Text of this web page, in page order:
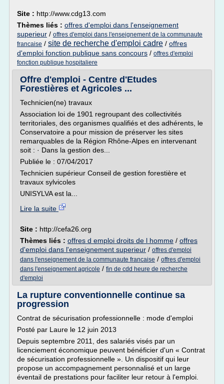
Site : http://www.cdg13.com
Thèmes liés : offres d'emploi dans l'enseignement
superieur / offres d'emploi dans l'enseignement de la communaute
francaise / site de recherche d'emploi cadre / offres
d'emploi fonction publique sans concours / offres d'emploi
fonction publique hospitaliere
Offre d'emploi - Centre d'Etudes
Forestières et Agricoles ...
Technicien(ne) travaux
Association loi de 1901 regroupant des collectivités
territoriales, des organismes qualifiés et des adhérents, le
Conservatoire a pour mission de préserver les sites
remarquables de la Région Rhône-Alpes en intervenant
soit : · Dans la gestion des...
Publiée le : 07/04/2017
Technicien supérieur Conseil de gestion forestière et
travaux sylvicoles
UNISYLVA est la...
Lire la suite
Site : http://cefa26.org
Thèmes liés : offres d emploi droits de l homme / offres
d'emploi dans l'enseignement superieur / offres d'emploi
dans l'enseignement de la communaute francaise / offres d'emploi
dans l'enseignement agricole / fin de cdd heure de recherche
d'emploi
La rupture conventionnelle continue sa
progression
Contrat de sécurisation professionnelle : mode d'emploi
Posté par Laure le 12 juin 2013
Depuis septembre 2011, des salariés visés par un
licenciement économique peuvent bénéficier d'un « Contrat
de sécurisation professionnelle ». Un dispositif qui leur
propose un accompagnement personnalisé et un large
éventail de prestations pour faciliter leur retour à l'emploi.